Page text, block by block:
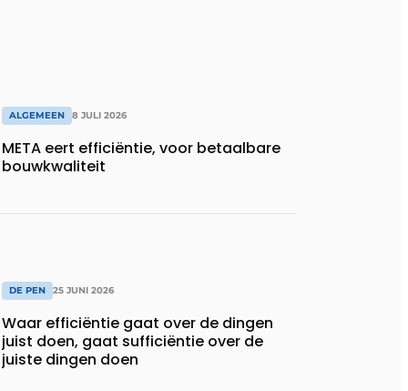
ALGEMEEN 8 JULI 2026
META eert efficiëntie, voor betaalbare
bouwkwaliteit
DE PEN 25 JUNI 2026
Waar efficiëntie gaat over de dingen
juist doen, gaat sufficiëntie over de
juiste dingen doen